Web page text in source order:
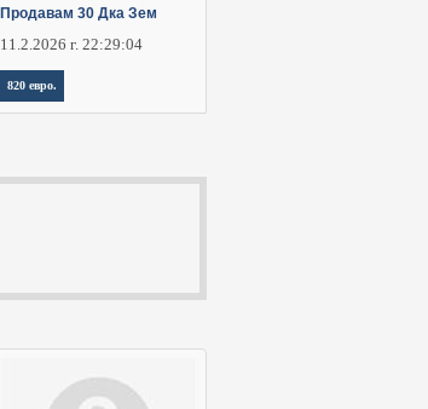
Продавам 30 Дка Зем
11.2.2026 г. 22:29:04
820 евро.